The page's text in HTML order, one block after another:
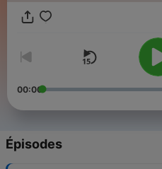
00:00
Épisodes